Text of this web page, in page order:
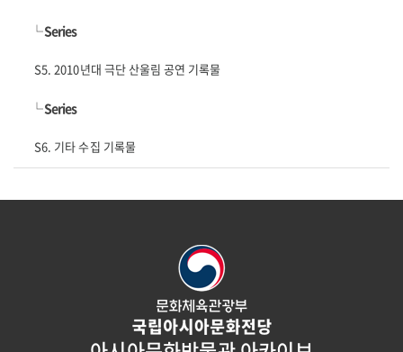
└Series
S5. 2010년대 극단 산울림 공연 기록물
└Series
S6. 기타 수집 기록물